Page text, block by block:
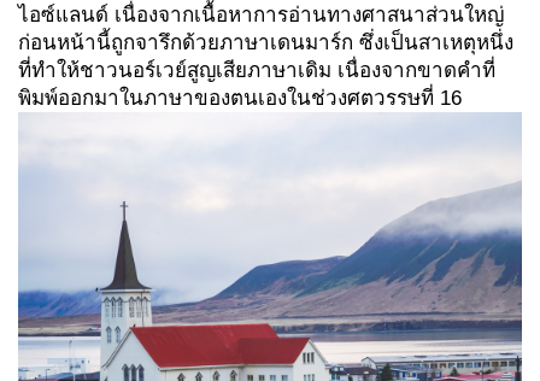
ไอซ์แลนด์ เนื่องจากเนื้อหาการอ่านทางศาสนาส่วนใหญ่
ก่อนหน้านี้ถูกจารึกด้วยภาษาเดนมาร์ก ซึ่งเป็นสาเหตุหนึ่ง
ที่ทำให้ชาวนอร์เวย์สูญเสียภาษาเดิม เนื่องจากขาดคำที่
พิมพ์ออกมาในภาษาของตนเองในช่วงศตวรรษที่ 16